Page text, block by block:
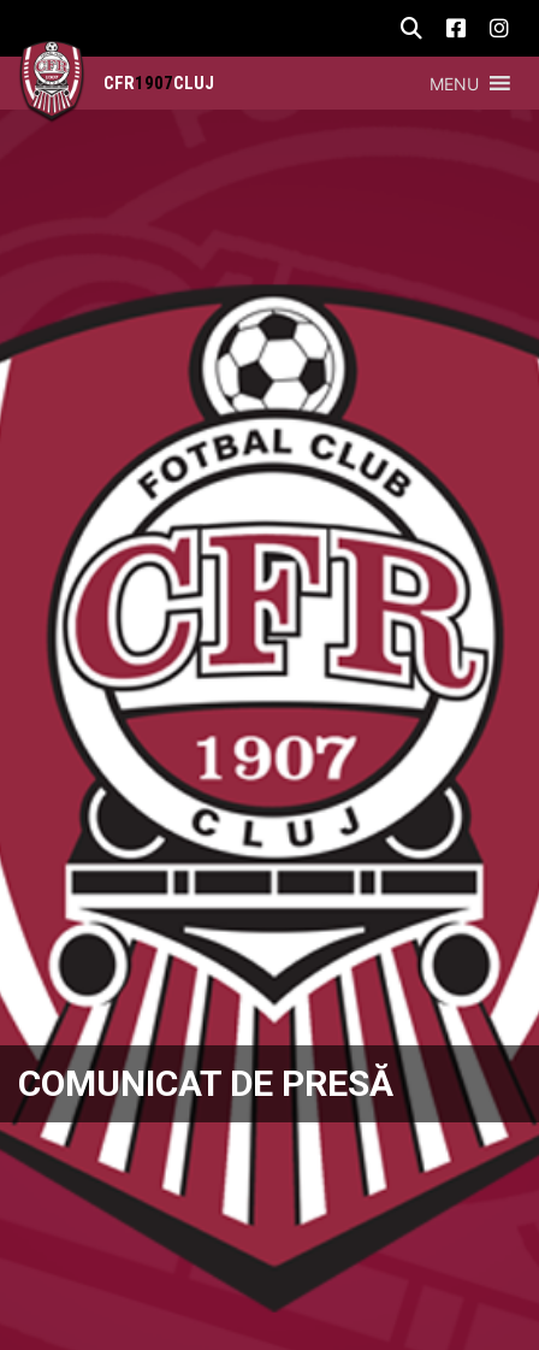
CFR1907CLUJ MENU
COMUNICAT DE PRESĂ